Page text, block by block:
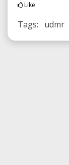
Like
Tags: